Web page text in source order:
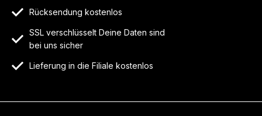
Rücksendung kostenlos
SSL verschlüsselt Deine Daten sind
bei uns sicher
Lieferung in die Filiale kostenlos